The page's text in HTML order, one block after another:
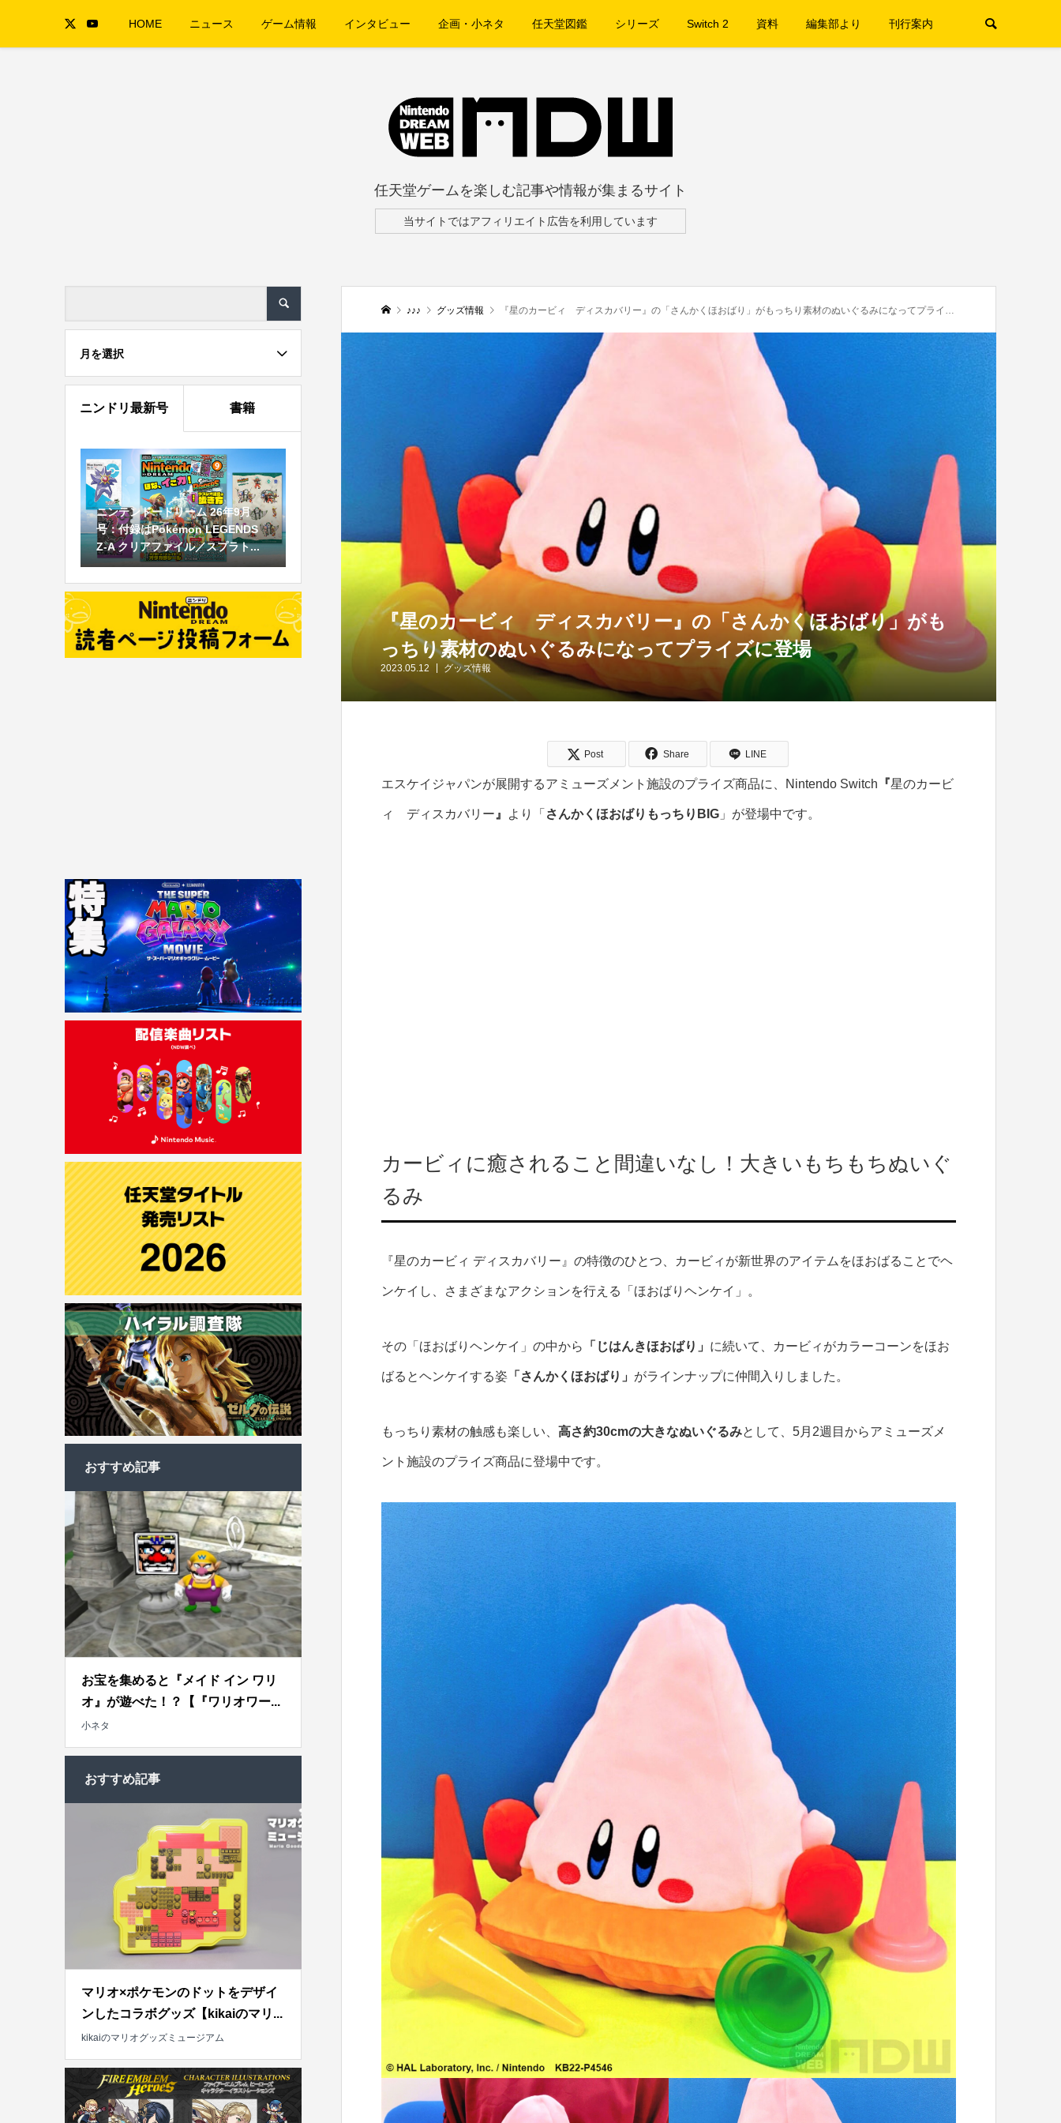
HOME ニュース ゲーム情報 インタビュー 企画・小ネタ 任天堂図鑑 シリーズ Switch 2 資料 編集部より 刊行案内
任天堂ゲームを楽しむ記事や情報が集まるサイト
当サイトではアフィリエイト広告を利用しています
♪♪♪ グッズ情報 『星のカービィ ディスカバリー』の「さんかくほおばり」がもっちり素材のぬいぐるみになってプライズに登場
『星のカービィ ディスカバリー』の「さんかくほおばり」がも
っちり素材のぬいぐるみになってプライズに登場
2023.05.12 グッズ情報
Post Share LINE
エスケイジャパンが展開するアミューズメント施設のプライズ商品に、Nintendo Switch 『星のカービ
ィ ディスカバリー 』 より「 さんかくほおばりもっちりBIG」が登場中です。
カービィに癒されること間違いなし！大きいもちもちぬいぐ
るみ
『星のカービィ ディスカバリー』の特徴のひとつ、カービィが新世界のアイテムをほおばることでヘ
ンケイし、さまざまなアクションを行える「ほおばりヘンケイ」。
その「ほおばりヘンケイ」の中から 「じはんきほおばり」 に続いて、カービィがカラーコーンをほお
ばるとヘンケイする姿「さんかくほおばり」 がラインナップに仲間入りしました。
もっちり素材の触感も楽しい、 高さ約30cmの大きなぬいぐるみとして、5月2週目からアミューズメ
ント施設のプライズ商品に登場中です。
月を選択
ニンドリ最新号 書籍
ニンテンドードリーム 26年9月
号：付録はPokémon LEGENDS
Z-A クリアファイル／スプラト...
おすすめ記事
お宝を集めると『メイド イン ワリ
オ』が遊べた！？【『ワリオワー...
小ネタ
おすすめ記事
マリオ×ポケモンのドットをデザイ
ンしたコラボグッズ【kikaiのマリ...
kikaiのマリオグッズミュージアム